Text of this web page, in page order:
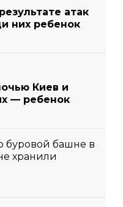
атак
них ребенок
Киев и
— ребенок
буровой башне в
хранили